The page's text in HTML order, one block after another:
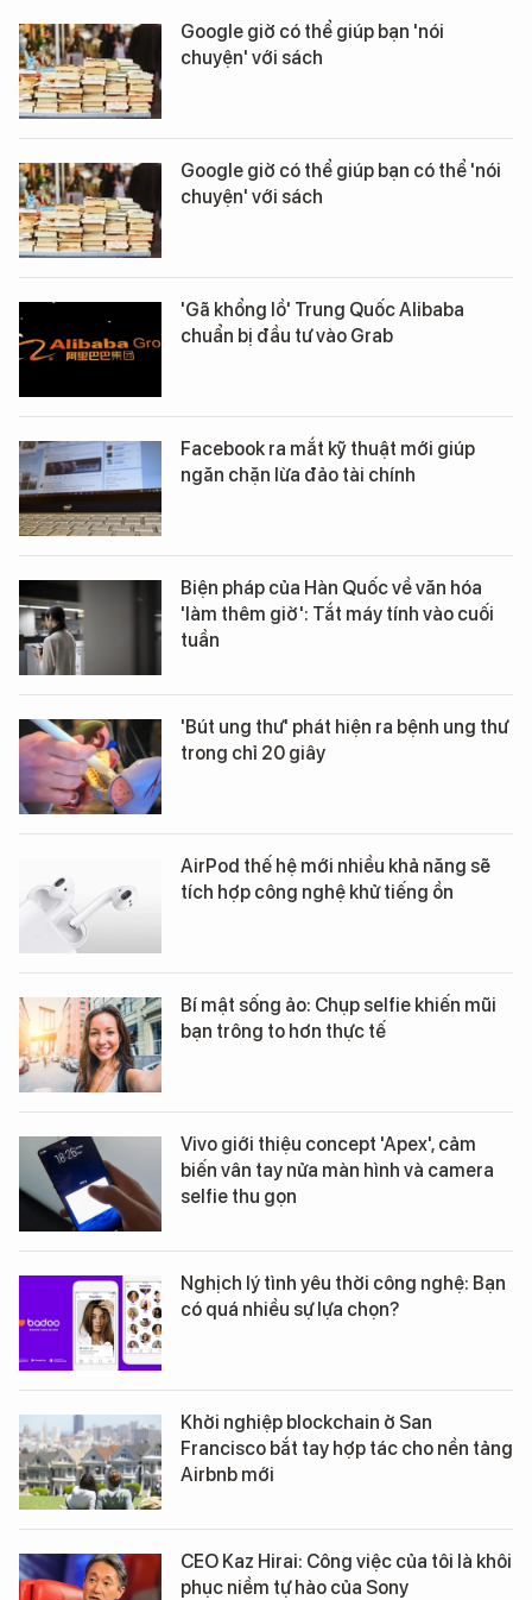
Google giờ có thể giúp bạn 'nói
chuyện' với sách
Google giờ có thể giúp bạn có thể 'nói
chuyện' với sách
'Gã khổng lồ' Trung Quốc Alibaba
chuẩn bị đầu tư vào Grab
Facebook ra mắt kỹ thuật mới giúp
ngăn chặn lừa đảo tài chính
Biện pháp của Hàn Quốc về văn hóa
'làm thêm giờ': Tắt máy tính vào cuối
tuần
'Bút ung thư' phát hiện ra bệnh ung thư
trong chỉ 20 giây
AirPod thế hệ mới nhiều khả năng sẽ
tích hợp công nghệ khử tiếng ồn
Bí mật sống ảo: Chụp selfie khiến mũi
bạn trông to hơn thực tế
Vivo giới thiệu concept 'Apex', cảm
biến vân tay nửa màn hình và camera
selfie thu gọn
Nghịch lý tình yêu thời công nghệ: Bạn
có quá nhiều sự lựa chọn?
Khởi nghiệp blockchain ở San
Francisco bắt tay hợp tác cho nền tảng
Airbnb mới
CEO Kaz Hirai: Công việc của tôi là khôi
phục niềm tự hào của Sony